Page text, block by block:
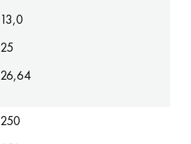
13,0
25
26,64
250